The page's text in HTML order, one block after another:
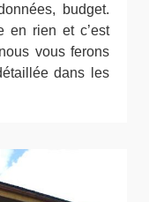
budget.
en rien et c’est
vous ferons
dans les